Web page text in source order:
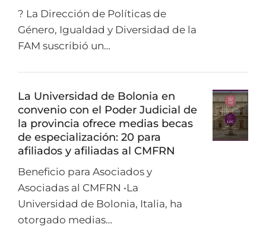
? La Dirección de Políticas de
Género, Igualdad y Diversidad de la
FAM suscribió un…
La Universidad de Bolonia en
convenio con el Poder Judicial de
la provincia ofrece medias becas
de especialización: 20 para
afiliados y afiliadas al CMFRN
Beneficio para Asociados y
Asociadas al CMFRN •La
Universidad de Bolonia, Italia, ha
otorgado medias…